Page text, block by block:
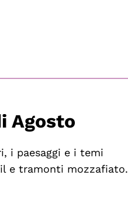
Agosto
i paesaggi e i temi
e tramonti mozzafiato.